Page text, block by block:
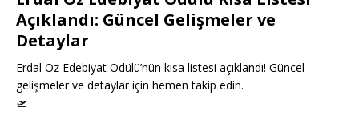
Açıklandı: Güncel Gelişmeler ve
Detaylar
Erdal Öz Edebiyat Ödülü’nün kısa listesi açıklandı! Güncel
gelişmeler ve detaylar için hemen takip edin.
🛫